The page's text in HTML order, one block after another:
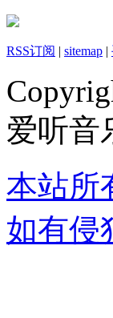
RSS订阅 | sitemap |
爱听音
本站所
如有侵